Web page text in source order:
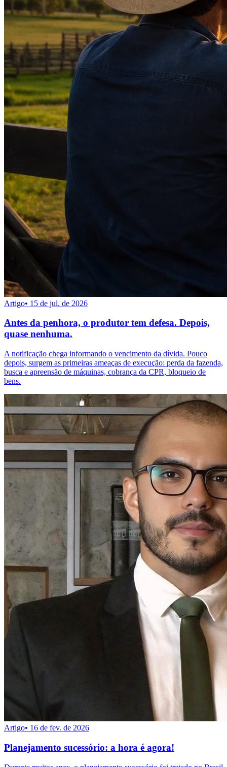
Artigo• 15 de jul. de 2026
Antes da penhora, o produtor tem defesa. Depois,
quase nenhuma.
A notificação chega informando o vencimento da dívida. Pouco
depois, surgem as primeiras ameaças de execução: perda da fazenda,
busca e apreensão de máquinas, cobrança da CPR, bloqueio de
bens.
Artigo• 16 de fev. de 2026
Planejamento sucessório: a hora é agora!